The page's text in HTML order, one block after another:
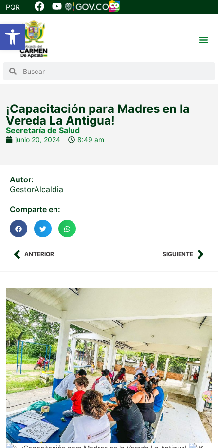
Abrir barra de herramientas
PQR
¡Capacitación para Madres en la
Vereda La Antigua!
Secretaría de Salud
junio 20, 2024 8:49 am
Autor:
GestorAlcaldia
Comparte en:
ANTERIOR SIGUIENTE